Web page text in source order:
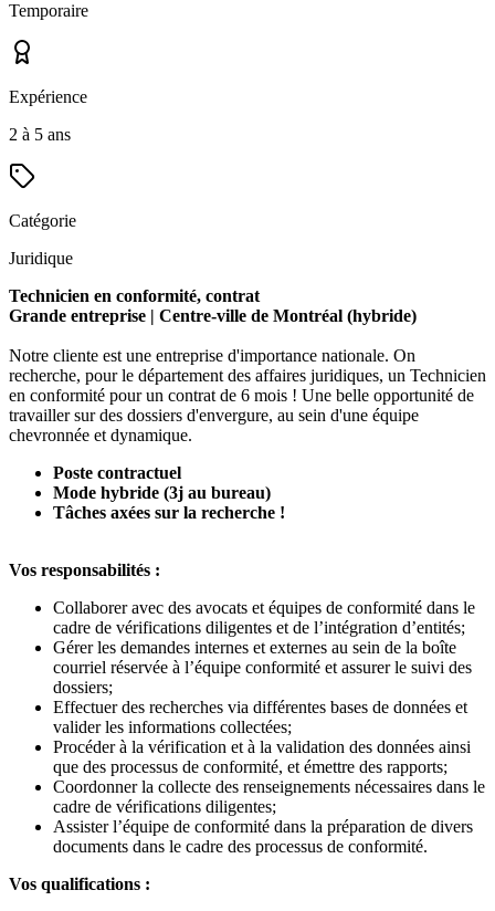
Temporaire
Expérience
2 à 5 ans
Catégorie
Juridique
Technicien en conformité, contrat
Grande entreprise | Centre-ville de Montréal (hybride)
Notre cliente est une entreprise d'importance nationale. On
recherche, pour le département des affaires juridiques, un Technicien
en conformité pour un contrat de 6 mois ! Une belle opportunité de
travailler sur des dossiers d'envergure, au sein d'une équipe
chevronnée et dynamique.
Poste contractuel
Mode hybride (3j au bureau)
Tâches axées sur la recherche !
Vos responsabilités :
Collaborer avec des avocats et équipes de conformité dans le
cadre de vérifications diligentes et de l’intégration d’entités;
Gérer les demandes internes et externes au sein de la boîte
courriel réservée à l’équipe conformité et assurer le suivi des
dossiers;
Effectuer des recherches via différentes bases de données et
valider les informations collectées;
Procéder à la vérification et à la validation des données ainsi
que des processus de conformité, et émettre des rapports;
Coordonner la collecte des renseignements nécessaires dans le
cadre de vérifications diligentes;
Assister l’équipe de conformité dans la préparation de divers
documents dans le cadre des processus de conformité.
Vos qualifications :